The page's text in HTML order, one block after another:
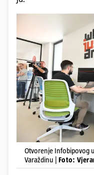
Otvorenje Infobipovog
Varaždinu | Foto: